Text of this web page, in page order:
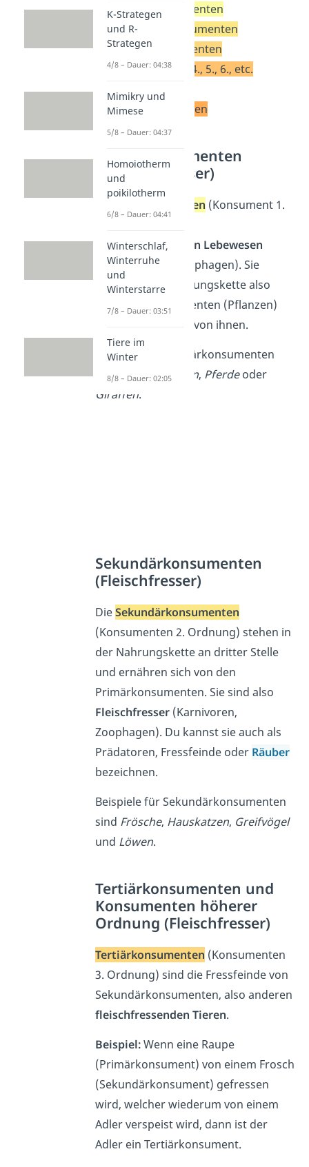
Primärkonsumenten
Sekundärkonsumenten
Tertiärkonsumenten
Konsumenten 4., 5., 6., etc.
Ordnung
Endkonsumenten
Primärkonsumenten
(Pflanzenfresser)
Primärkonsumenten (Konsument 1.
pflanzenfressenden Lebewesen
(Herbivoren, Phytophagen). Sie
stehen in der Nahrungskette also
hinter den Produzenten (Pflanzen)
und ernähren sich von ihnen.
Beispiele
für Primärkonsumenten
sind
Raupen,Hasen, Pferdeoder
Giraffen.
Sekundärkonsumenten
(Fleischfresser)
DieSekundärkonsumenten
(Konsumenten 2. Ordnung) stehen in
der Nahrungskette an dritter Stelle
und ernähren sich von den
Primärkonsumenten. Sie sind also
Fleischfresser (Karnivoren,
Zoophagen). Du kannst sie auch als
Prädatoren, Fressfeinde oder Räuber
bezeichnen.
Beispiele für Sekundärkonsumenten
sind Frösche, Hauskatzen, Greifvögel
und Löwen.
Tertiärkonsumenten und
Konsumenten höherer
Ordnung (Fleischfresser)
Tertiärkonsumenten (Konsumenten
3. Ordnung) sind die Fressfeinde von
Sekundärkonsumenten, also anderen
fleischfressenden Tieren.
Beispiel:Wenn eine Raupe
(Primärkonsument) von einem Frosch
(Sekundärkonsument) gefressen
wird, welcher wiederum von einem
Adler verspeist wird, dann ist der
Adler ein Tertiärkonsument.
K-Strategen
und R-
Strategen
4/8 – Dauer: 04:38
Mimikry und
Mimese
5/8 – Dauer: 04:37
Homoiotherm
und
poikilotherm
6/8 – Dauer: 04:41
Winterschlaf,
Winterruhe
und
Winterstarre
7/8 – Dauer: 03:51
Tiere im
Winter
8/8 – Dauer: 02:05